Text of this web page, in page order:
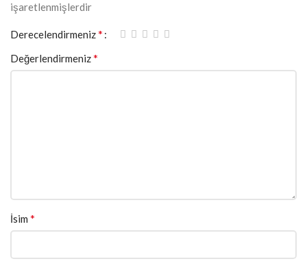
işaretlenmişlerdir
Derecelendirmeniz*
Değerlendirmeniz*
İsim *